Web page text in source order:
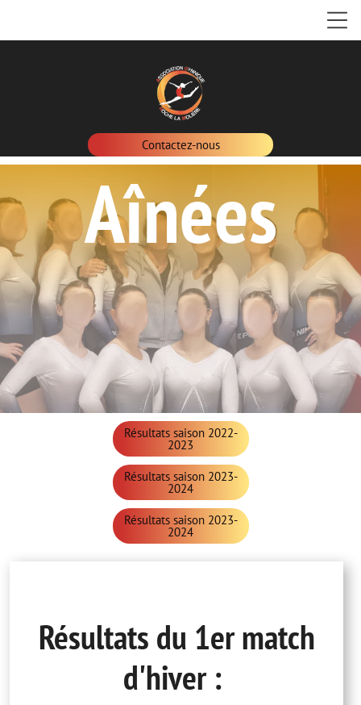
Contactez-nous
Aînées
Résultats saison 2022-
2023
Résultats saison 2023-
2024
Résultats saison 2023-
2024
Résultats du 1er match
d'hiver :